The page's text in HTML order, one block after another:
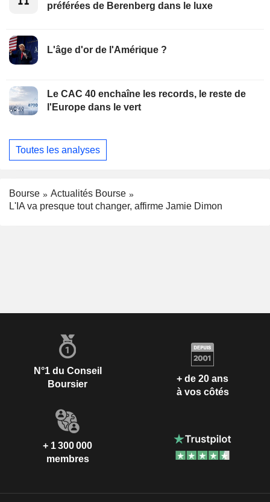
préférées de Berenberg dans le luxe
L'âge d'or de l'Amérique ?
Le CAC 40 enchaîne les records, le reste de
l'Europe dans le vert
Toutes les analyses
Bourse
Actualités Bourse
L'IA va presque tout changer, affirme Jamie Dimon
N°1 du Conseil
Boursier
+ de 20 ans
à vos côtés
+ 1 300 000
membres